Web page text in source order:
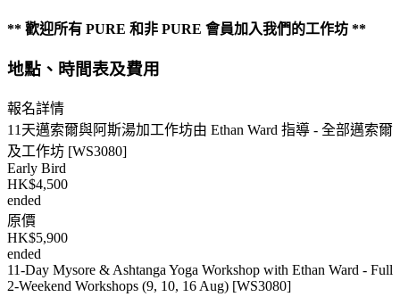
** 歡迎所有 PURE 和非 PURE 會員加入我們的工作坊 **
地點、時間表及費用
報名詳情
11天邁索爾與阿斯湯加工作坊由 Ethan Ward 指導 - 全部邁索爾
及工作坊 [WS3080]
Early Bird
HK$4,500
ended
原價
HK$5,900
ended
11-Day Mysore & Ashtanga Yoga Workshop with Ethan Ward - Full
2-Weekend Workshops (9, 10, 16 Aug) [WS3080]